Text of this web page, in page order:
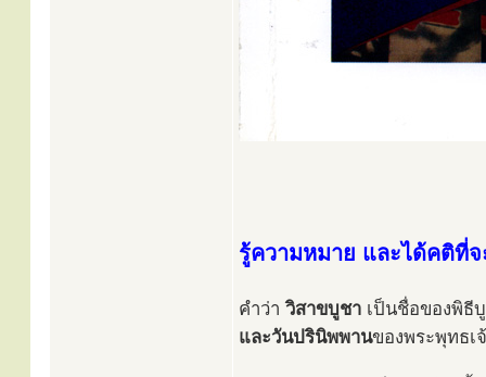
รู้ความหมาย และได้คติที่จ
คำว่าวิสาขบูชา เป็นชื่อของพิธี
และวันปรินิพพานของพระพุทธเ